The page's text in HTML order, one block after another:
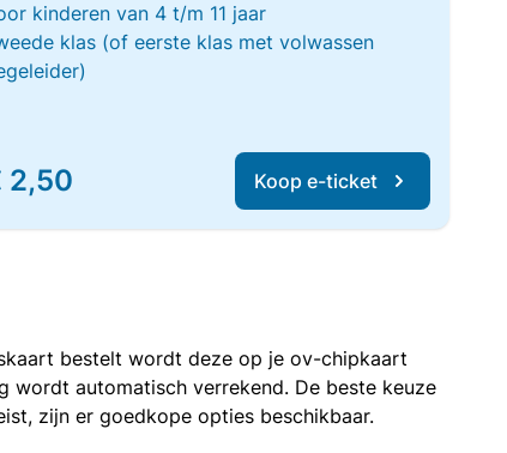
kinderen van 4 t/m 11 jaar
klas (of eerste klas met volwassen
2,50 Koop e-ticket
bestelt wordt deze op je ov-chipkaart
automatisch verrekend. De beste keuze
zijn er goedkope opties beschikbaar.